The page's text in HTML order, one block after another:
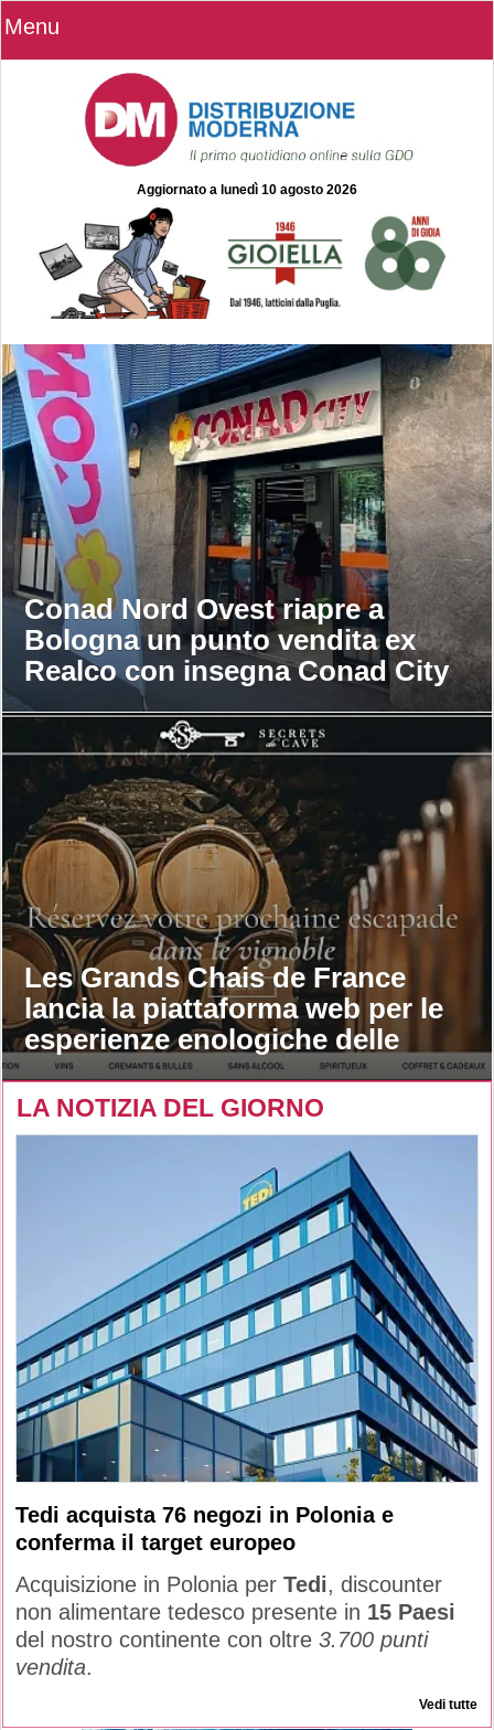
Menu
Aggiornato a lunedì 10 agosto 2026
Conad Nord Ovest riapre a
Bologna un punto vendita ex
Realco con insegna Conad City
Les Grands Chais de France
lancia la piattaforma web per le
esperienze enologiche delle
maison
LA NOTIZIA DEL GIORNO
Tedi acquista 76 negozi in Polonia e
conferma il target europeo
Acquisizione in Polonia per Tedi, discounter
non alimentare tedesco presente in 15 Paesi
del nostro continente con oltre 3.700 punti
vendita.
Vedi tutte